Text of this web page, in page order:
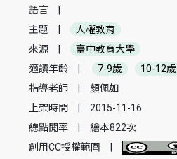
語言
主題
人權教育
來源
臺中教育大學
適讀年齡
7-9歲
10-12歲
指導老師
顏佩如
上架時間
2015-11-16
總點閱率
繪本822次
創用CC授權範圍